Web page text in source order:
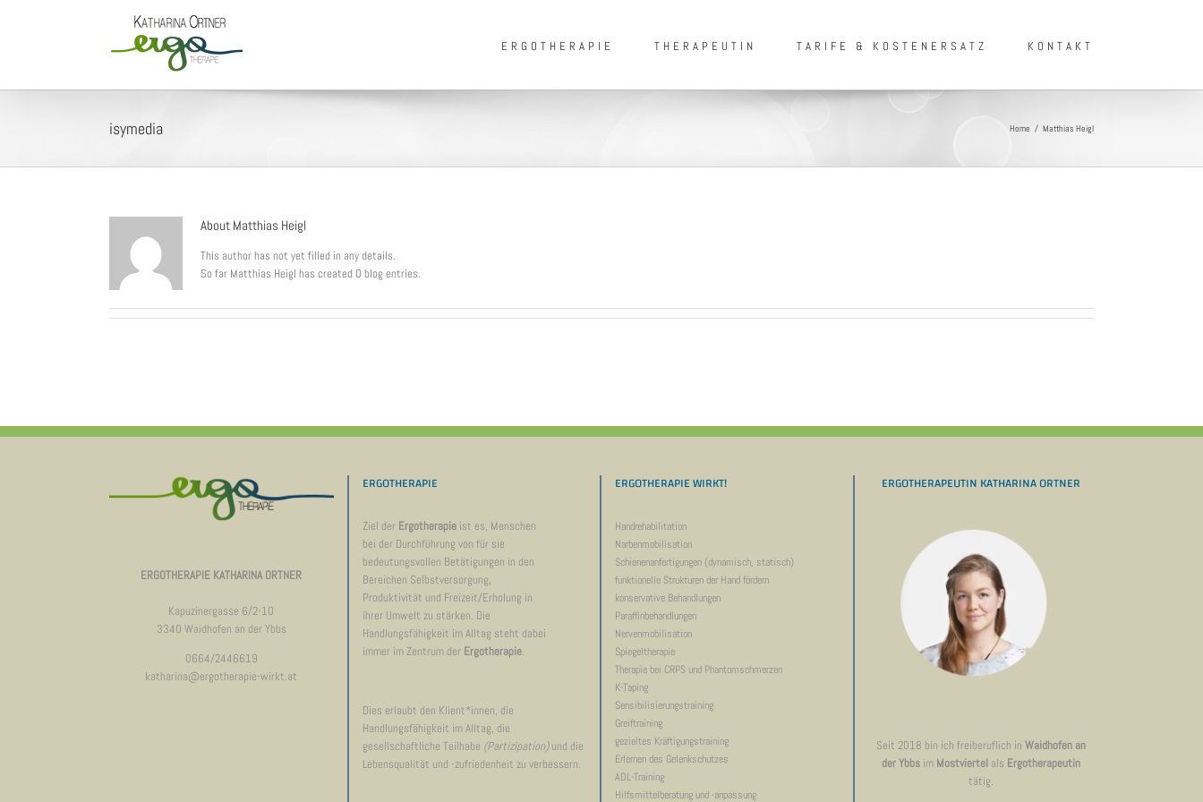
ERGOTHERAPIE THERAPEUTIN TARIFE & KOSTENERSATZ KONTAKT
isymedia Home / Matthias Heigl
About Matthias Heigl
This author has not yet filled in any details.
So far Matthias Heigl has created 0 blog entries.
ERGOTHERAPIE KATHARINA ORTNER
Kapuzinergasse 6/2-10
3340 Waidhofen an der Ybbs
0664/2446619
katharina@ergotherapie-wirkt.at
ERGOTHERAPIE
Ziel der Ergotherapieist es, Menschen
bei der Durchführung von für sie
bedeutungsvollen Betätigungen in den
Bereichen Selbstversorgung,
Produktivität und Freizeit/Erholung in
ihrer Umwelt zu stärken. Die
Handlungsfähigkeit im Alltag steht dabei
immer im Zentrum der Ergotherapie.
Dies erlaubt den Klient*innen, die
Handlungsfähigkeit im Alltag, die
gesellschaftliche Teilhabe (Partizipation)und die
Lebensqualität und -zufriedenheit zu verbessern.
ERGOTHERAPIE WIRKT!
Handrehabilitation
Narbenmobilisation
Schienenanfertigungen (dynamisch, statisch)
funktionelle Strukturen der Hand fördern
konservative Behandlungen
Paraffinbehandlungen
Nervenmobilisation
Spiegeltherapie
Therapie bei CRPS und Phantomschmerzen
K-Taping
Sensibilisierungstraining
Greiftraining
gezieltes Kräftigungstraining
Erlernen des Gelenkschutzes
ADL-Training
Hilfsmittelberatung und -anpassung
ERGOTHERAPEUTIN KATHARINA ORTNER
Seit 2018 bin ich freiberuflich in Waidhofen an
der Ybbsim Mostviertelals Ergotherapeutin
tätig.